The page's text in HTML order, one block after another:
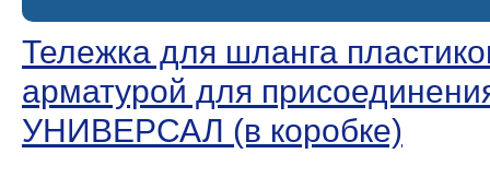
Тележка для шланга
арматурой для
УНИВЕРСАЛ (в коробке)